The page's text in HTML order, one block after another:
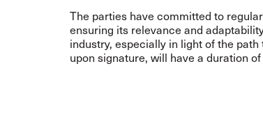
The parties have committed to
ensuring its relevance and
industry, especially in light of the
upon signature, will have a duration